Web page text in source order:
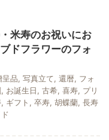
米寿のお祝いにお
ドフラワーのフォ
呈品, 写真立て, 還暦, フォ
, お誕生日, 古希, 喜寿, プリ
, ギフト , 卒寿, 胡蝶蘭, 長寿